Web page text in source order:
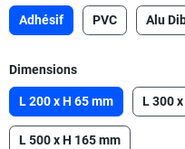
Adhésif PVC Alu
Dimensions
L 200 x H 65 mm L 300
L 500 x H 165 mm